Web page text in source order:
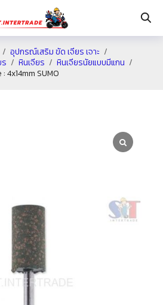
อุปกรณ์เสริม ขัด เจียร เจาะ
หินเจียร
หินเจียรนัยแบบมีแกน
4x14mm SUMO